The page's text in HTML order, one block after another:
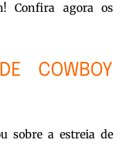
Confira agora os
COWBOY
sobre a estreia de